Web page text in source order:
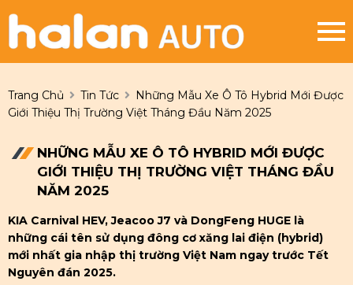
Trang Chủ Tin Tức
Những Mẫu Xe Ô Tô Hybrid Mới Được
Giới Thiệu Thị Trường Việt Tháng Đầu Năm 2025
NHỮNG MẪU XE Ô TÔ HYBRID MỚI ĐƯỢC
GIỚI THIỆU THỊ TRƯỜNG VIỆT THÁNG ĐẦU
NĂM 2025
KIA Carnival HEV, Jeacoo J7 và DongFeng HUGE là
những cái tên sử dụng đông cơ xăng lai điện (hybrid)
mới nhất gia nhập thị trường Việt Nam ngay trước Tết
Nguyên đán 2025.